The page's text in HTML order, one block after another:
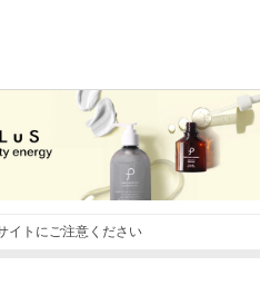
イトにご注意ください